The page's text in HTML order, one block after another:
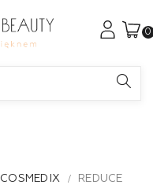
0
COSMEDIX REDUCE